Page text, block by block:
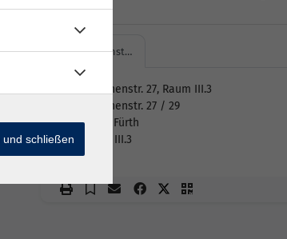
Hirschenst…
Hirschenstr. 27, Raum III.3
Hirschenstr. 27 / 29
90762 Fürth
Raum III.3
schließen